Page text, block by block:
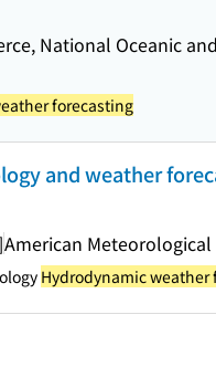
National Oceanic
forecasting
and weather
American Meteorological
Hydrodynamic weather